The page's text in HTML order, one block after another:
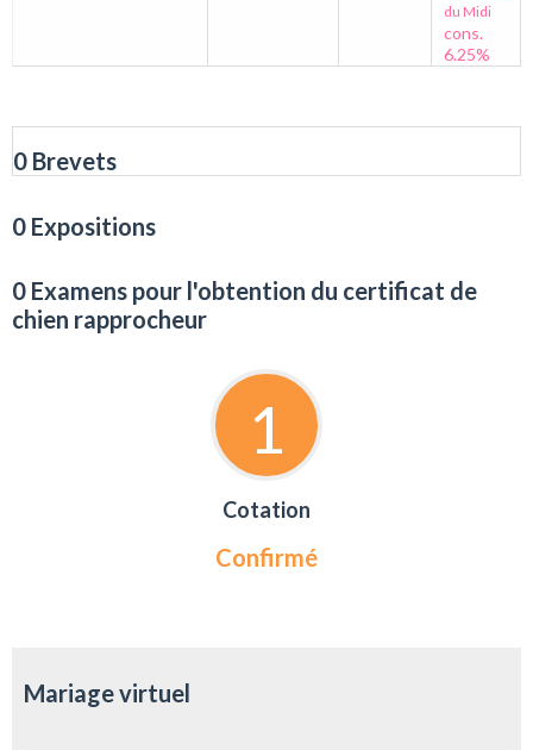
du Midi
cons.
6.25%
0 Brevets
0 Expositions
0 Examens pour l'obtention du certificat de
chien rapprocheur
1
Cotation
Confirmé
Mariage virtuel